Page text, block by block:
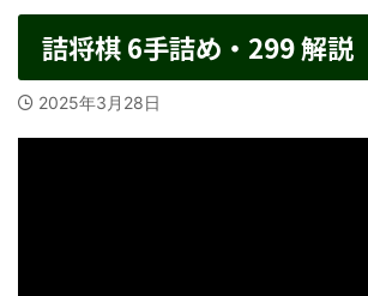
詰将棋 6手詰め・299 解説
2025年3月28日